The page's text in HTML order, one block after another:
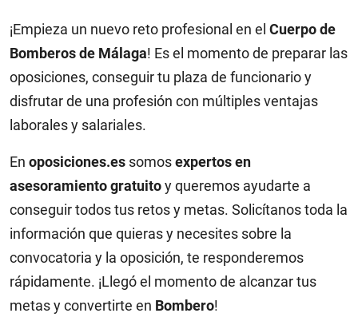
¡Empieza un nuevo reto profesional en el Cuerpo de
Bomberos de Málaga! Es el momento de preparar las
oposiciones, conseguir tu plaza de funcionario y
disfrutar de una profesión con múltiples ventajas
laborales y salariales.
En oposiciones.es somosexpertos en
asesoramiento gratuitoy queremos ayudarte a
conseguir todos tus retos y metas. Solicítanos toda la
información que quieras y necesites sobre la
convocatoria y la oposición, te responderemos
rápidamente. ¡Llegó el momento de alcanzar tus
metas y convertirte en Bombero!